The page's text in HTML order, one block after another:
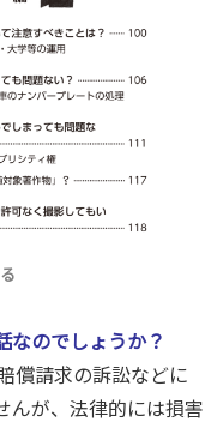
なのでしょうか？
償請求の訴訟などに
んが、法律的には損害